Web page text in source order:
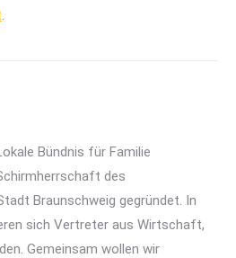
.
Bündnis für Familie
des
Braunschweig gegründet. In
sich Vertreter aus Wirtschaft,
Gemeinsam wollen wir